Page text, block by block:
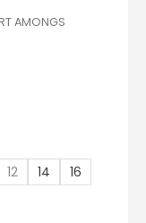
AMONGS
12 14
16